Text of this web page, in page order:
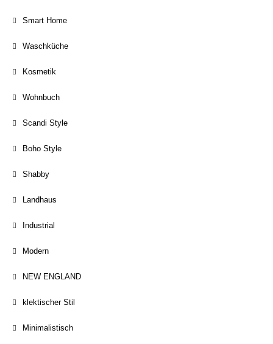
Smart Home
Waschküche
Kosmetik
Wohnbuch
Scandi Style
Boho Style
Shabby
Landhaus
Industrial
Modern
NEW ENGLAND
klektischer Stil
Minimalistisch